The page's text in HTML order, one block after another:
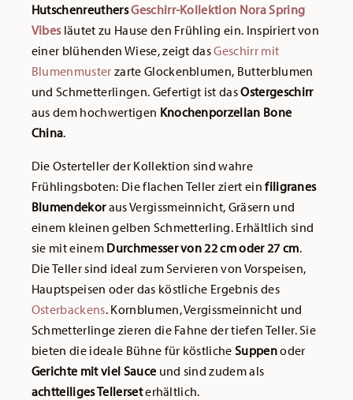
HutschenreuthersGeschirr-Kollektion Nora Spring
Vibesläutet zu Hause den Frühling ein. Inspiriert von
einer blühenden Wiese, zeigt dasGeschirr mit
Blumenmuster zarte Glockenblumen, Butterblumen
und Schmetterlingen. Gefertigt ist dasOstergeschirr
aus dem hochwertigen Knochenporzellan Bone
China.
Die Osterteller der Kollektion sind wahre
Frühlingsboten: Die flachen Teller ziert einfiligranes
Blumendekoraus Vergissmeinnicht, Gräsern und
einem kleinen gelben Schmetterling. Erhältlich sind
sie mit einem Durchmesser von 22 cm oder 27 cm.
Die Teller sind ideal zum Servieren von Vorspeisen,
Hauptspeisen oder das köstliche Ergebnis des
Osterbackens. Kornblumen, Vergissmeinnicht und
Schmetterlinge zieren die Fahne der tiefen Teller. Sie
bieten die ideale Bühne für köstliche Suppenoder
Gerichte mit viel Sauce und sind zudem als
achtteiliges Tellerseterhältlich.